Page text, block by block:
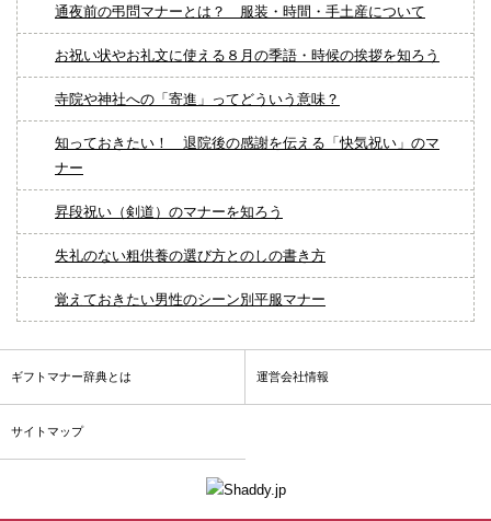
通夜前の弔問マナーとは？ 服装・時間・手土産について
お祝い状やお礼文に使える８月の季語・時候の挨拶を知ろう
寺院や神社への「寄進」ってどういう意味？
知っておきたい！ 退院後の感謝を伝える「快気祝い」のマ
ナー
昇段祝い（剣道）のマナーを知ろう
失礼のない粗供養の選び方とのしの書き方
覚えておきたい男性のシーン別平服マナー
ギフトマナー辞典とは 運営会社情報
サイトマップ